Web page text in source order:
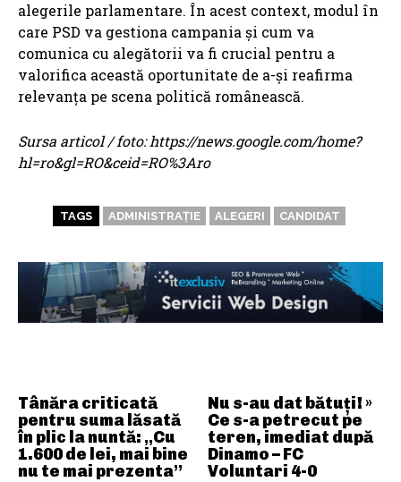
Tânăra criticată
pentru suma lăsată
în plic la nuntă: „Cu
1.600 de lei, mai bine
nu te mai prezenta”
Nu s-au dat bătuți! »
Ce s-a petrecut pe
teren, imediat după
Dinamo – FC
Voluntari 4-0
alegerile parlamentare. În acest context, modul în
care PSD va gestiona campania și cum va
comunica cu alegătorii va fi crucial pentru a
valorifica această oportunitate de a-și reafirma
relevanța pe scena politică românească.
Sursa articol / foto: https://news.google.com/home?
hl=ro&gl=RO&ceid=RO%3Aro
TAGS ADMINISTRAȚIE ALEGERI CANDIDAT